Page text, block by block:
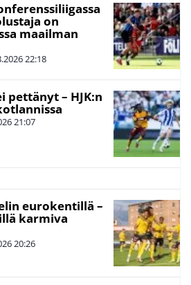
on
maailman
22:18
pettänyt – HJK:n
21:07
eurokentillä –
karmiva
20:26